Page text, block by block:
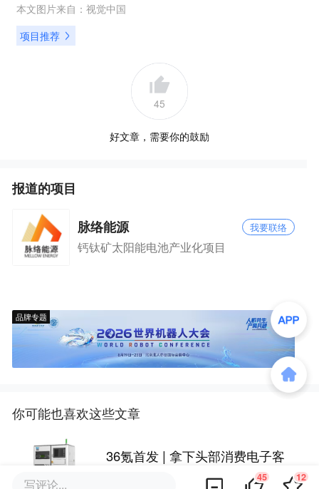
本文图片来自： 视觉中国
项目推荐
45
好文章，需要你的鼓励
报道的项目
脉络能源 我要联络
钙钛矿太阳能电池产业化项目
品牌专题
你可能也喜欢这些文章
36氪首发 | 拿下头部消费电子客
户订单，这家超高精度金属3D打
写评论... 45 12